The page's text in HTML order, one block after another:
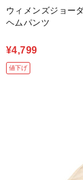
ウィメンズジョー
ヘムパンツ
¥4,799
値下げ